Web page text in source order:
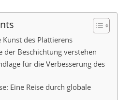
Kunst des Plattierens
der Beschichtung verstehen
für die Verbesserung des
Eine Reise durch globale